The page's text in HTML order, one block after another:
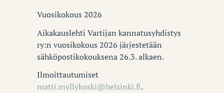
Vuosikokous 2026
Aikakauslehti Vartijan kannatusyhdistys
ry:n vuosikokous 2026 järjestetään
sähköpostikokouksena 26.3. alkaen.
Ilmoittautumiset
matti.myllykoski@helsinki.fi.